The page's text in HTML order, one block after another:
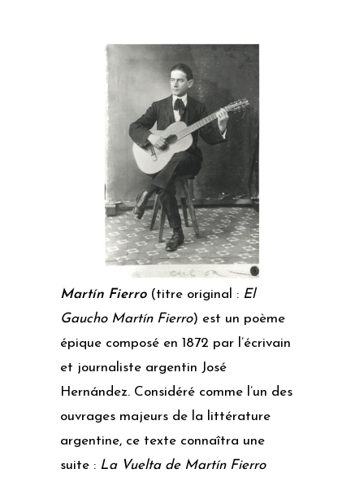
Martín Fierro(titre original : El
Gaucho Martín Fierro) est un poème
épique composé en 1872 par l’écrivain
et journaliste argentin José
Hernández. Considéré comme l’un des
ouvrages majeurs de la littérature
argentine, ce texte connaîtra une
suite : La Vuelta de Martín Fierro